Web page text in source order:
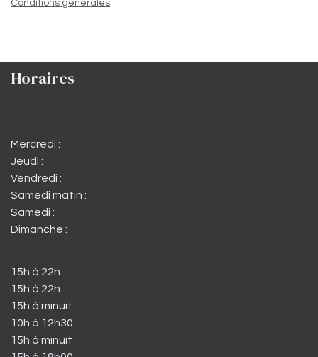
Conditions générales
Horaires
Mercredi :
Jeudi :
Vendredi :
Samedi matin :
Samedi :
Dimanche :
15h à 22h
15h à 22h
15h à minuit
10h à 12h30
15h à minuit